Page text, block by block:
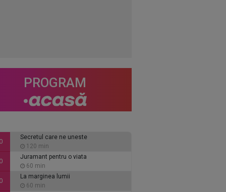
PROGRAM
Secretul care ne uneste
120 min
Juramant pentru o viata
60 min
La marginea lumii
60 min